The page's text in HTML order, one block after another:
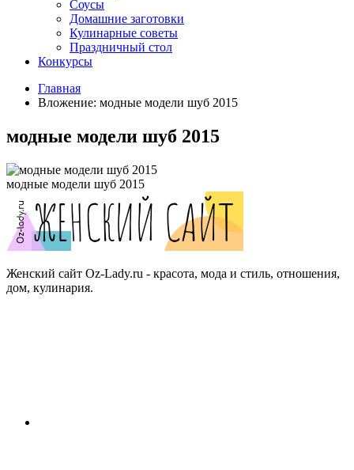
Соусы
Домашние заготовки
Кулинарные советы
Праздничный стол
Конкурсы
Главная
Вложение: модные модели шуб 2015
модные модели шуб 2015
модные модели шуб 2015
Женский сайт Oz-Lady.ru - красота, мода и стиль, отношения,
дом, кулинария.